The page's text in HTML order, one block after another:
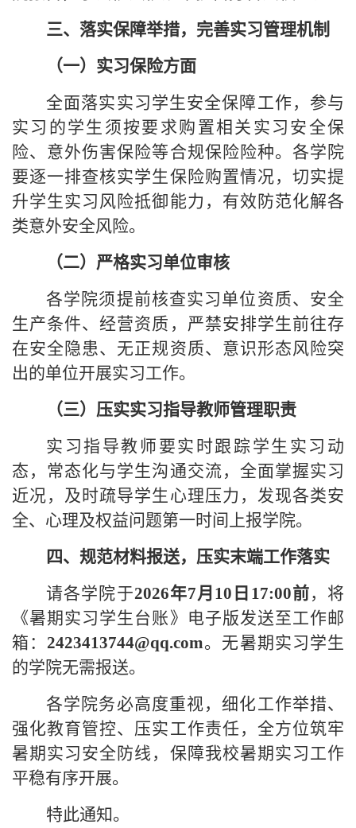
三、落实保障举措，完善实习管理机制
（一）实习保险方面
全面落实实习学生安全保障工作，参与
实习的学生须按要求购置相关实习安全保
险、意外伤害保险等合规保险险种。各学院
要逐一排查核实学生保险购置情况，切实提
升学生实习风险抵御能力，有效防范化解各
类意外安全风险。
（二）严格实习单位审核
各学院须提前核查实习单位资质、安全
生产条件、经营资质，严禁安排学生前往存
在安全隐患、无正规资质、意识形态风险突
出的单位开展实习工作。
（三）压实实习指导教师管理职责
实习指导教师要实时跟踪学生实习动
态，常态化与学生沟通交流，全面掌握实习
近况，及时疏导学生心理压力，发现各类安
全、心理及权益问题第一时间上报学院。
四、规范材料报送，压实末端工作落实
请各学院于2026年7月10日1 7:00前，将
《暑期 实习学生台账》 电子版发送至工作邮
箱：2423413744@qq.com。无暑期实习学生
的学院无需报送。
各学院务必高度重视，细化工作举措、
强化教育管控、压实工作责任，全方位筑牢
暑期实习安全防线，保障我校暑期实习工作
平稳有序开展。
特此通知。